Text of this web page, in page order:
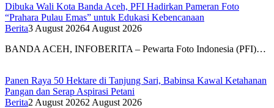
Dibuka Wali Kota Banda Aceh, PFI Hadirkan Pameran Foto
“Prahara Pulau Emas” untuk Edukasi Kebencanaan
Berita3 August 20264 August 2026
BANDA ACEH, INFOBERITA – Pewarta Foto Indonesia (PFI)…
Panen Raya 50 Hektare di Tanjung Sari, Babinsa Kawal Ketahanan
Pangan dan Serap Aspirasi Petani
Berita2 August 20262 August 2026